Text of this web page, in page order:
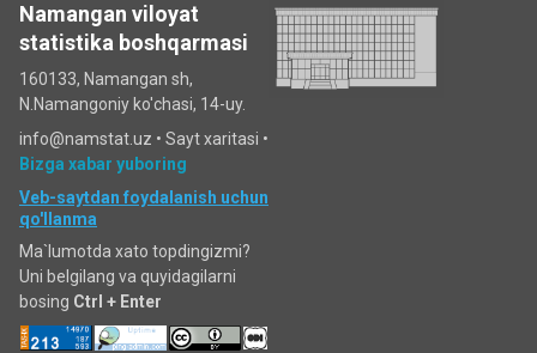
Namangan viloyat
statistika boshqarmasi
160133, Namangan sh,
N.Namangoniy ko'chasi, 14-uy.
info@namstat.uz • Sayt xaritasi •
Bizga xabar yuboring
Veb-saytdan foydalanish uchun
qo'llanma
Ma`lumotda xato topdingizmi?
Uni belgilang va quyidagilarni
bosing Ctrl + Enter